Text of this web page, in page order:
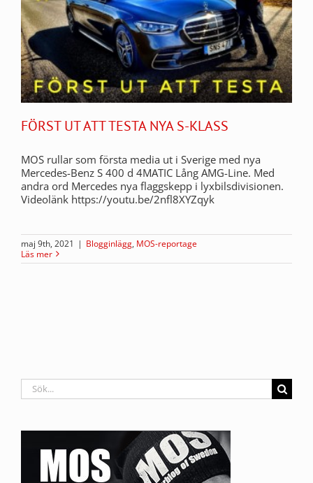
FÖRST UT ATT TESTA NYA S-KLASS
MOS rullar som första media ut i Sverige med nya
Mercedes-Benz S 400 d 4MATIC Lång AMG-Line. Med
andra ord Mercedes nya flaggskepp i lyxbilsdivisionen.
Videolänk https://youtu.be/2nfl8XYZqyk
maj 9th, 2021 | Blogginlägg, MOS-reportage
Läs mer
Sök
efter: